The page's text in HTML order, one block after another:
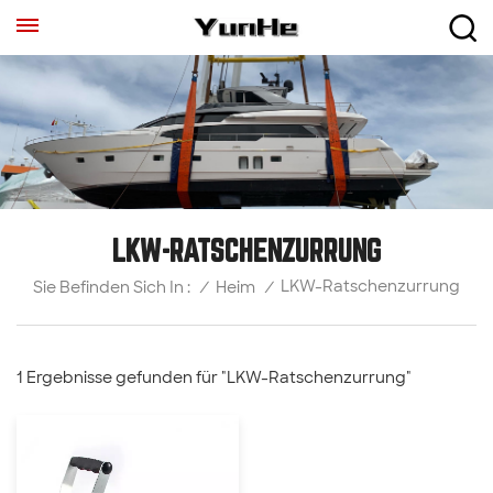
LKW-RATSCHENZURRUNG
Sie Befinden Sich In : / Heim / LKW-Ratschenzurrung
1 Ergebnisse gefunden für "LKW-Ratschenzurrung"